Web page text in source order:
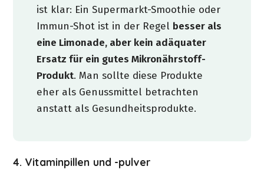
ist klar: Ein Supermarkt-Smoothie oder
Immun-Shot ist in der Regel besser als
eine Limonade, aber kein adäquater
Ersatz für ein gutes Mikronährstoff-
Produkt. Man sollte diese Produkte
eher als Genussmittel betrachten
anstatt als Gesundheitsprodukte.
4. Vitaminpillen und -pulver